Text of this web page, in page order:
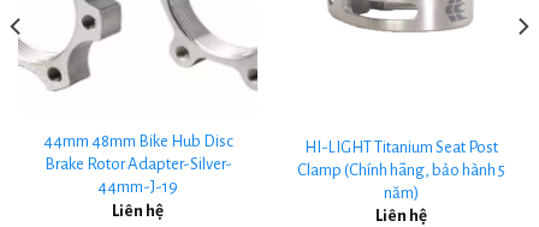
44mm 48mm Bike Hub Disc
Brake Rotor Adapter-Silver-
44mm-J-19
Liên hệ
HI-LIGHT Titanium Seat Post
Clamp (Chính hãng, bảo hành 5
năm)
Liên hệ